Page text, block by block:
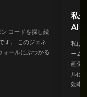
コードを探し続
す。 このジェネ
ォールにぶつかる
私
AI
私は
ーム
画像
ルは
効率